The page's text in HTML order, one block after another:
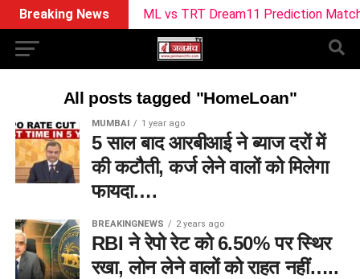
Breaking News ML vs TRT Dream11 Prediction Match
All posts tagged "HomeLoan"
MUMBAI 1 year ago
5 साल बाद आरबीआई ने ब्याज दरों में
की कटौती, कर्ज लेने वालों को मिलेगा
फायदा….
BREAKINGNEWS 2 years ago
RBI ने रेपो रेट को 6.50% पर स्थिर
रखा, लोन लेने वालों को राहत नहीं…..